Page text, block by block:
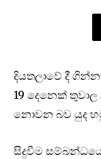
දියතලාවේ දී
19 දෙනෙක් තුවාල
නොවන බව යුද
සිදුවීම